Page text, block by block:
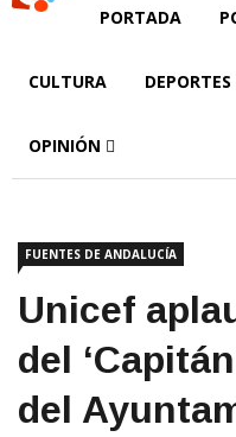
PORTADA
CULTURA DEPORTES
OPINIÓN
FUENTES DE ANDALUCÍA
Unicef
del
del